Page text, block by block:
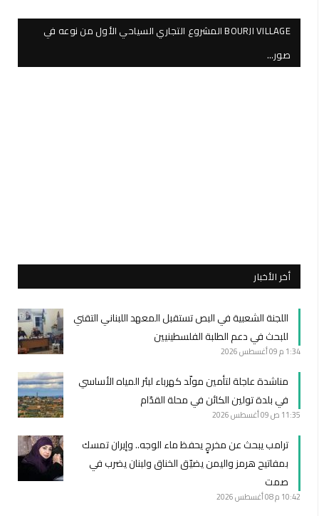
BOURJI VILLAGE المشروع التجاري السياحي الأول من نوعه في
صور…
أخر الأخبار
اللجنة الشعبية في البص تستقبل المعهد اللبناني التقني
للبحث في دعم الطلبة الفلسطينيين
1:34 م 09 أغسطس 2026
مناشدة عاجلة لتأمين مولّد كهرباء لبئر المياه الأساسي
في بلدة تولين الكائن في محلة القدّام
11:35 ص 09 أغسطس 2026
ترامب يبحث عن مخرجٍ يحفظ ماء الوجه.. وإيران تمسك
بمفاتيح هرمز واليمن يضيّق الخناق ولبنان يضرب في
صمت
10:42 م 08 أغسطس 2026